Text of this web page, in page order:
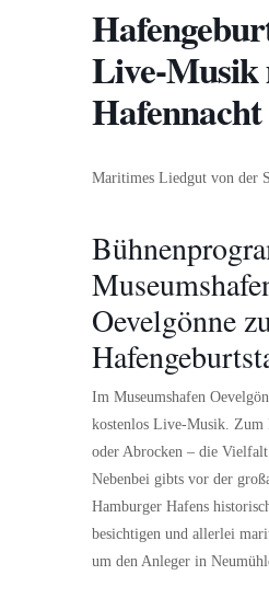
Live-Musik
Hafennacht
Maritimes Liedgut von der
Oevelgönne
Im Museumshafen
kostenlos Live-Musik.
oder Abrocken – die
Nebenbei gibts vor der
Hamburger Hafens
besichtigen und allerlei
um den Anleger in